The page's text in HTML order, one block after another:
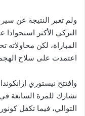
ولم تعبر النتيجة عن
التركي الأكثر
المباراة، لكن محاولاته
اعتمدت على سلاح
تشارك للمرة السابعة
التوالي، فيما تكفل